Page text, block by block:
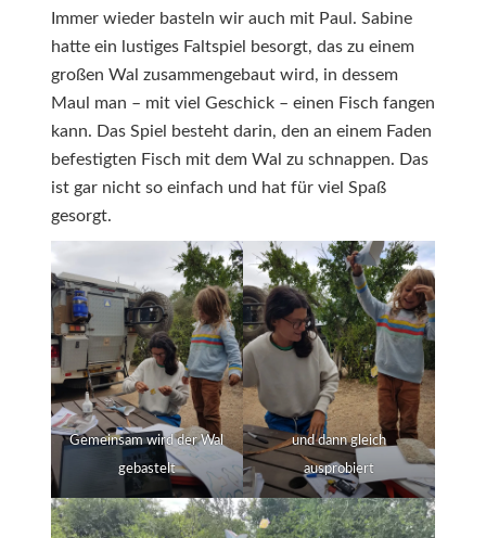
Immer wieder basteln wir auch mit Paul. Sabine
hatte ein lustiges Faltspiel besorgt, das zu einem
großen Wal zusammengebaut wird, in dessem
Maul man – mit viel Geschick – einen Fisch fangen
kann. Das Spiel besteht darin, den an einem Faden
befestigten Fisch mit dem Wal zu schnappen. Das
ist gar nicht so einfach und hat für viel Spaß
gesorgt.
Gemeinsam wird der Wal
gebastelt
und dann gleich
ausprobiert